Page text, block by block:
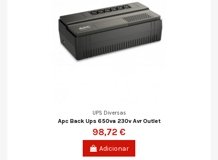
UPS Diversas
Apc Back Ups 650va 230v Avr Outlet
98,72 €
Adicionar